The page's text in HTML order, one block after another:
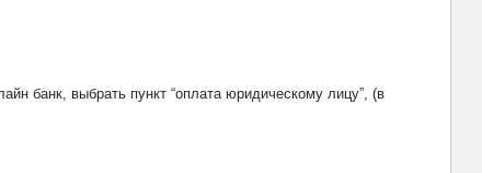
банк, выбрать пункт “оплата юридическому лицу”, (в